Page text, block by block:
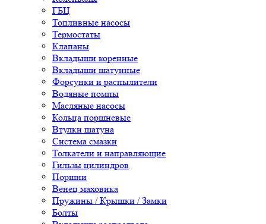
ГБЦ
Топливные насосы
Термостаты
Клапаны
Вкладыши коренные
Вкладыши шатунные
Форсунки и распылители
Водяные помпы
Масляные насосы
Кольца поршневые
Втулки шатуна
Система смазки
Толкатели и направляющие
Гильзы цилиндров
Поршни
Венец маховика
Пружины / Крышки / Замки
Болты